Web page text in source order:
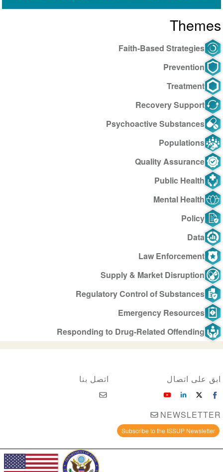
Themes
Faith-Based Strategies
Prevention
Treatment
Recovery Support
Psychoactive Substances
Populations
Quality Assurance
Public Health
Mental Health
Policy
Data
Law Enforcement
Supply & Market Disruption
Regulatory Control of Substances
Emergency Resources
Responding to Drug-Related Offending
اتصل بنا ابق على اتصال
NEWSLETTER
Subscribe to the ISSUP Newsletter